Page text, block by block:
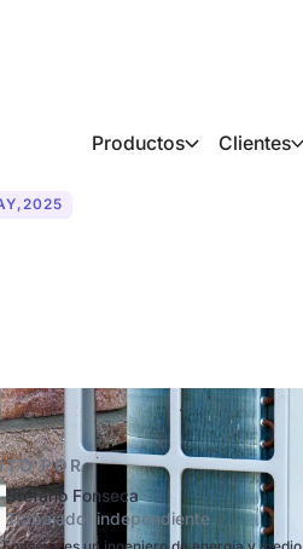
Productos Clientes
,2025
POR
Stefano Fonseca
Trabajador independiente